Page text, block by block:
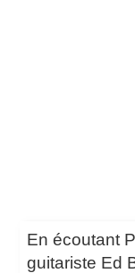
En écoutant
guitariste Ed